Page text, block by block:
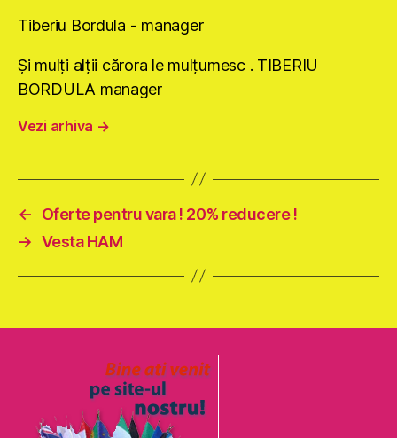
Tiberiu Bordula - manager
Şi mulţi alţii cărora le mulţumesc . TIBERIU
BORDULA manager
Vezi arhiva →
←
Oferte pentru vara ! 20% reducere !
→ Vesta HAM